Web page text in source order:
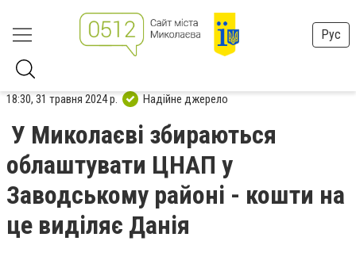
Рус
18:30, 31 травня 2024 р. Надійне джерело
У Миколаєві збираються
облаштувати ЦНАП у
Заводському районі - кошти на
це виділяє Данія